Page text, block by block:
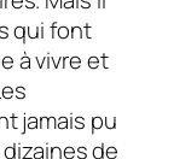
qui font
à vivre et
jamais pu
dizaines de